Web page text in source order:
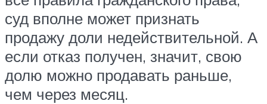
суд вполне может признать
продажу доли недействительной. А
если отказ получен, значит, свою
долю можно продавать раньше,
чем через месяц.